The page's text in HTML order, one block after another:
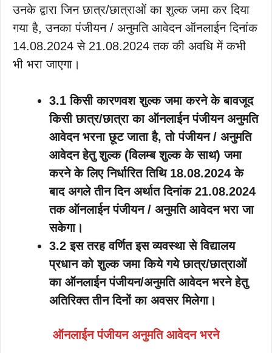
उनके द्वारा जिन छात्र/छात्राओं का शुल्क जमा कर दिया
गया है, उनका पंजीयन / अनुमति आवेदन ऑनलाईन दिनांक
14.08.2024 से 21.08.2024 तक की अवधि में कभी
भी भरा जाएगा।
3.1 किसी कारणवश शुल्क जमा करने के बावजूद
किसी छात्र/छात्रा का ऑनलाईन पंजीयन अनुमति
आवेदन भरना छूट जाता है, तो पंजीयन / अनुमति
आवेदन हेतु शुल्क (विलम्ब शुल्क के साथ) जमा
करने के लिए निर्धारित तिथि 18.08.2024 के
बाद अगले तीन दिन अर्थात दिनांक 21.08.2024
तक ऑनलाईन पंजीयन / अनुमति आवेदन भरा जा
सकेगा।
3.2 इस तरह वर्णित इस व्यवस्था से विद्यालय
प्रधान को शुल्क जमा किये गये छात्र/छात्राओं
का ऑनलाईन पंजीयन/अनुमति आवेदन भरने हेतु
अतिरिक्त तीन दिनों का अवसर मिलेगा।
ऑनलाईन पंजीयन अनुमति आवेदन भरने